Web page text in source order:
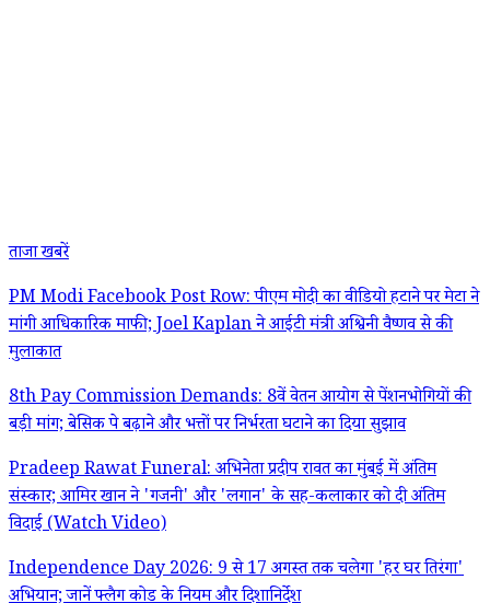
ताजा खबरें
PM Modi Facebook Post Row: पीएम मोदी का वीडियो हटाने पर मेटा ने
मांगी आधिकारिक माफी; Joel Kaplan ने आईटी मंत्री अश्विनी वैष्णव से की
मुलाकात
8th Pay Commission Demands: 8वें वेतन आयोग से पेंशनभोगियों की
बड़ी मांग; बेसिक पे बढ़ाने और भत्तों पर निर्भरता घटाने का दिया सुझाव
Pradeep Rawat Funeral: अभिनेता प्रदीप रावत का मुंबई में अंतिम
संस्कार; आमिर खान ने 'गजनी' और 'लगान' के सह-कलाकार को दी अंतिम
विदाई (Watch Video)
Independence Day 2026: 9 से 17 अगस्त तक चलेगा 'हर घर तिरंगा'